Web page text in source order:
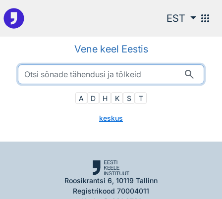
Otsingu juurde
EST apps
Vene keel Eestis
search
A D H K S T
keskus
Roosikrantsi 6, 10119 Tallinn
Registrikood 70004011